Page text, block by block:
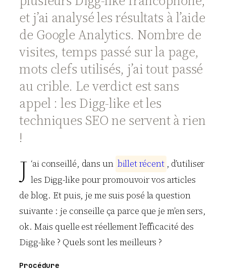
et j’ai analysé les résultats à l’aide
de Google Analytics. Nombre de
visites, temps passé sur la page,
mots clefs utilisés, j’ai tout passé
au crible. Le verdict est sans
appel : les Digg-like et les
techniques SEO ne servent à rien
!
J ‘ai conseillé, dans un billetrécent , d’utiliser
les Digg-like pour promouvoir vos articles
de blog. Et puis, je me suis posé la question
suivante : je conseille ça parce que je m’en sers,
ok. Mais quelle est réellement l’efficacité des
Digg-like ? Quels sont les meilleurs ?
Procédure